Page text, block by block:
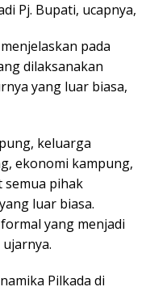
Pj. Bupati, ucapnya,
pada
dilaksanakan
yang luar biasa,
keluarga
ekonomi kampung,
pihak
luar biasa.
yang menjadi
Pilkada di